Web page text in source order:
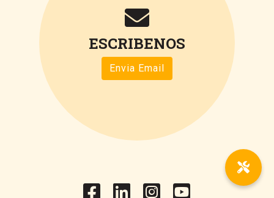
ESCRIBENOS
Envia Email